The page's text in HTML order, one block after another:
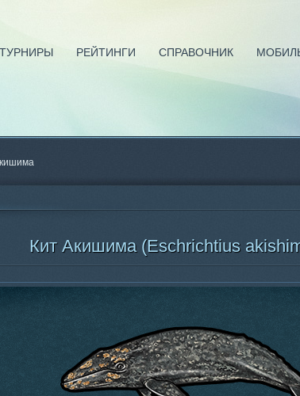
ТУРНИРЫ РЕЙТИНГИ СПРАВОЧНИК
Кит Акишима (Eschrichtius